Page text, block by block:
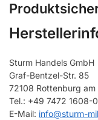
Sturm Handels GmbH
Graf-Bentzel-Str. 85
72108 Rottenburg
Tel.: +49 7472 1608-0
E-Mail: info@sturm-